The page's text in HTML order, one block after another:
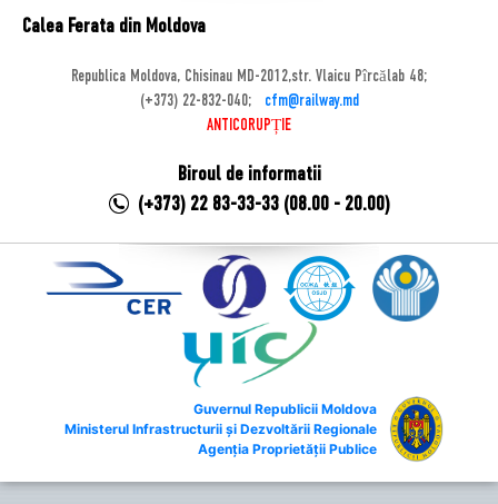
Calea Ferata din Moldova
Republica Moldova, Chisinau MD-2012,str. Vlaicu Pîrcălab 48;
(+373) 22-832-040;
cfm@railway.md
ANTICORUPȚIE
Biroul de informatii
(+373) 22 83-33-33 (08.00 - 20.00)
Guvernul Republicii Moldova
Ministerul Infrastructurii și Dezvoltării Regionale
Agenția Proprietății Publice